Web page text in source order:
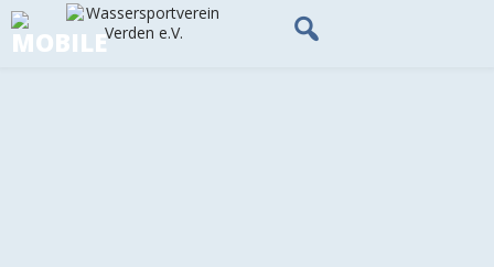
Skip
to
content